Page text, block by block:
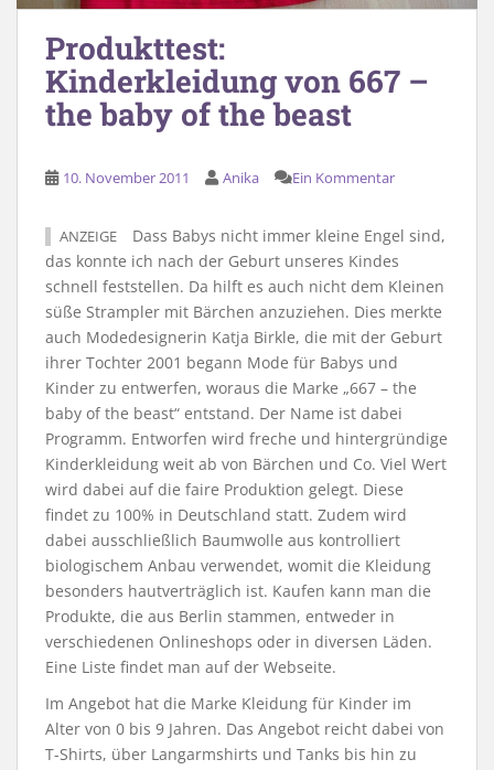
Produkttest:
Kinderkleidung von 667 –
the baby of the beast
10. November 2011 Anika Ein Kommentar
ANZEIGE
Dass Babys nicht immer kleine Engel sind,
das konnte ich nach der Geburt unseres Kindes
schnell feststellen. Da hilft es auch nicht dem Kleinen
süße Strampler mit Bärchen anzuziehen. Dies merkte
auch Modedesignerin Katja Birkle, die mit der Geburt
ihrer Tochter 2001 begann Mode für Babys und
Kinder zu entwerfen, woraus die Marke „667 – the
baby of the beast“ entstand. Der Name ist dabei
Programm. Entworfen wird freche und hintergründige
Kinderkleidung weit ab von Bärchen und Co. Viel Wert
wird dabei auf die faire Produktion gelegt. Diese
findet zu 100% in Deutschland statt. Zudem wird
dabei ausschließlich Baumwolle aus kontrolliert
biologischem Anbau verwendet, womit die Kleidung
besonders hautverträglich ist. Kaufen kann man die
Produkte, die aus Berlin stammen, entweder in
verschiedenen Onlineshops oder in diversen Läden.
Eine Liste findet man auf der Webseite.
Im Angebot hat die Marke Kleidung für Kinder im
Alter von 0 bis 9 Jahren. Das Angebot reicht dabei von
T-Shirts, über Langarmshirts und Tanks bis hin zu